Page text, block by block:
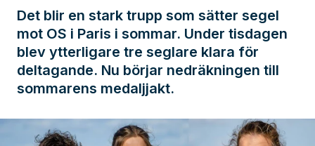
Det blir en stark trupp som sätter segel
mot OS i Paris i sommar. Under tisdagen
blev ytterligare tre seglare klara för
deltagande. Nu börjar nedräkningen till
sommarens medaljjakt.